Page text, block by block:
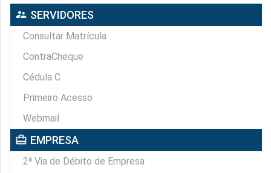
supervisor_account SERVIDORES
Consultar Matrícula
ContraCheque
Cédula C
Primeiro Acesso
Webmail
card_travel EMPRESA
2ª Via de Débito de Empresa